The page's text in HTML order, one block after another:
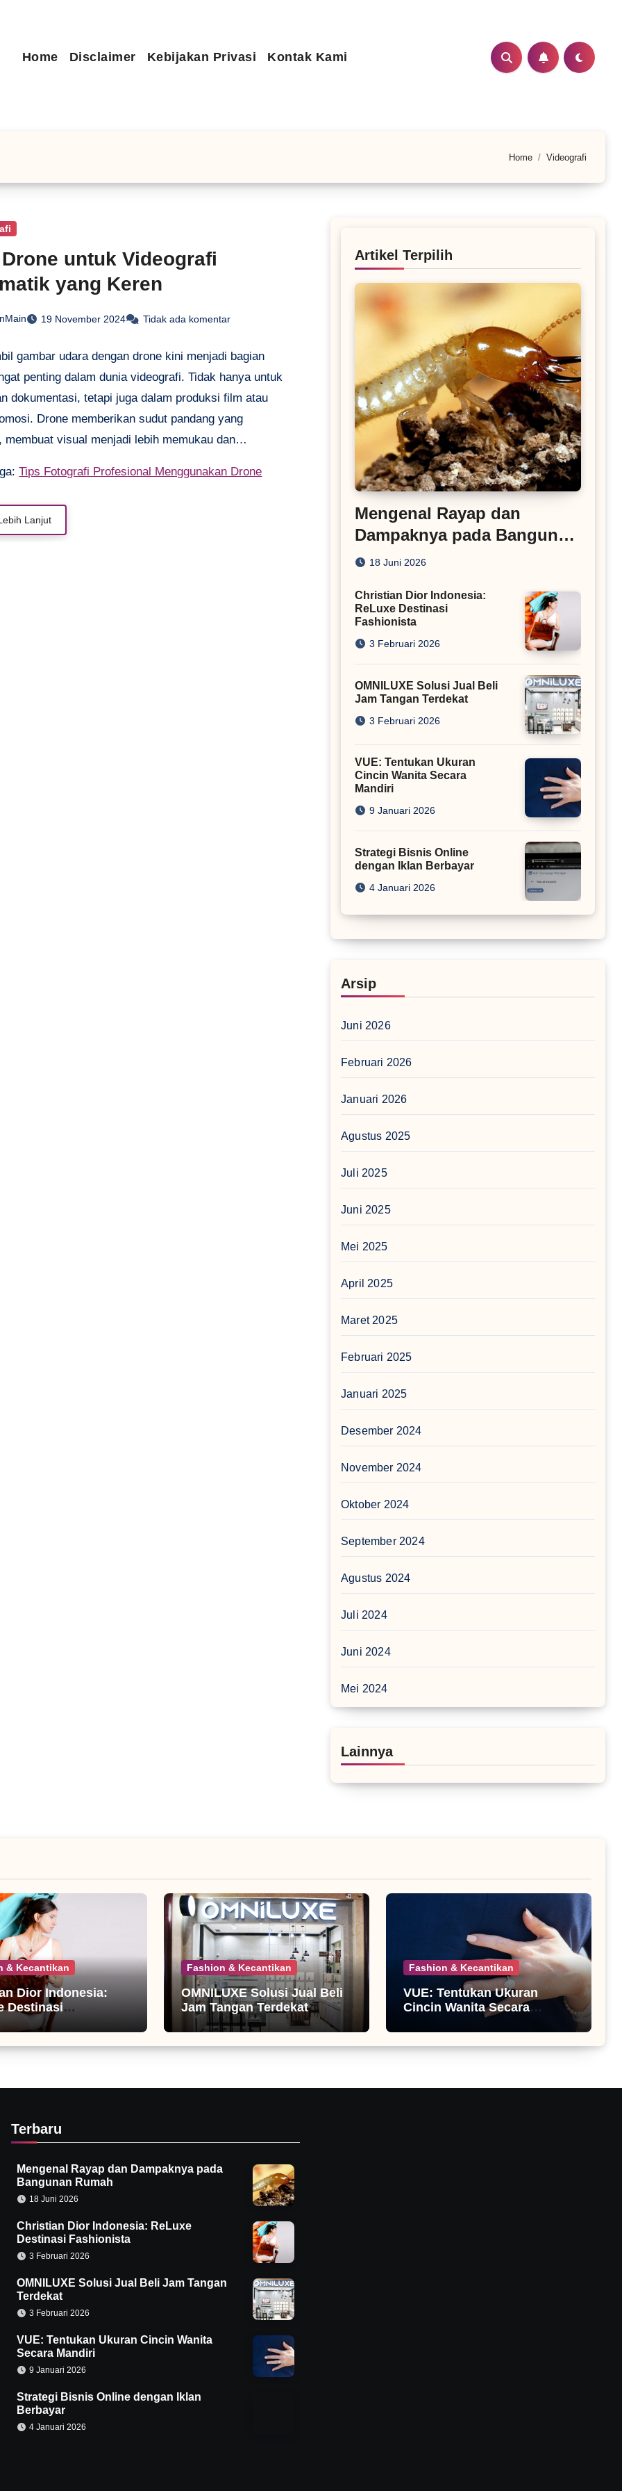
Home Disclaimer Kebijakan Privasi Kontak Kami
Home Videografi
untuk Videografi
yang Keren
19 November 2024 Tidak ada komentar
gambar udara dengan drone kini menjadi bagian
penting dalam dunia videografi. Tidak hanya untuk
dokumentasi, tetapi juga dalam produksi film atau
Drone memberikan sudut pandang yang
membuat visual menjadi lebih memukau dan
yang tepat untuk menghasilkan video sinematik
tinggi. Artikel ini akan membahas berbagai cara
drone untuk mencapai hasil sinematik yang
Tips Fotografi Profesional Menggunakan Drone
Lanjut
Artikel Terpilih
Mengenal Rayap dan
Dampaknya pada Bangunan
Rumah
18 Juni 2026
Christian Dior Indonesia:
ReLuxe Destinasi
Fashionista
3 Februari 2026
OMNILUXE Solusi Jual Beli
Jam Tangan Terdekat
3 Februari 2026
VUE: Tentukan Ukuran
Cincin Wanita Secara
Mandiri
9 Januari 2026
Strategi Bisnis Online
dengan Iklan Berbayar
4 Januari 2026
Arsip
Juni 2026
Februari 2026
Januari 2026
Agustus 2025
Juli 2025
Juni 2025
Mei 2025
April 2025
Maret 2025
Februari 2025
Januari 2025
Desember 2024
November 2024
Oktober 2024
September 2024
Agustus 2024
Juli 2024
Juni 2024
Mei 2024
Lainnya
& Kecantikan
Dior Indonesia:
Destinasi
Fashion & Kecantikan
OMNILUXE Solusi Jual Beli
Jam Tangan Terdekat
Fashion & Kecantikan
VUE: Tentukan Ukuran
Cincin Wanita Secara
Terbaru
Mengenal Rayap dan Dampaknya pada
Bangunan Rumah
18 Juni 2026
Christian Dior Indonesia: ReLuxe
Destinasi Fashionista
3 Februari 2026
OMNILUXE Solusi Jual Beli Jam Tangan
Terdekat
3 Februari 2026
VUE: Tentukan Ukuran Cincin Wanita
Secara Mandiri
9 Januari 2026
Strategi Bisnis Online dengan Iklan
Berbayar
4 Januari 2026